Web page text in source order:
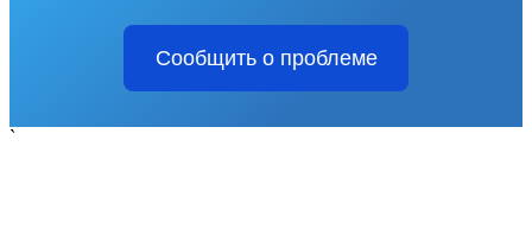
Сообщить о проблеме
`